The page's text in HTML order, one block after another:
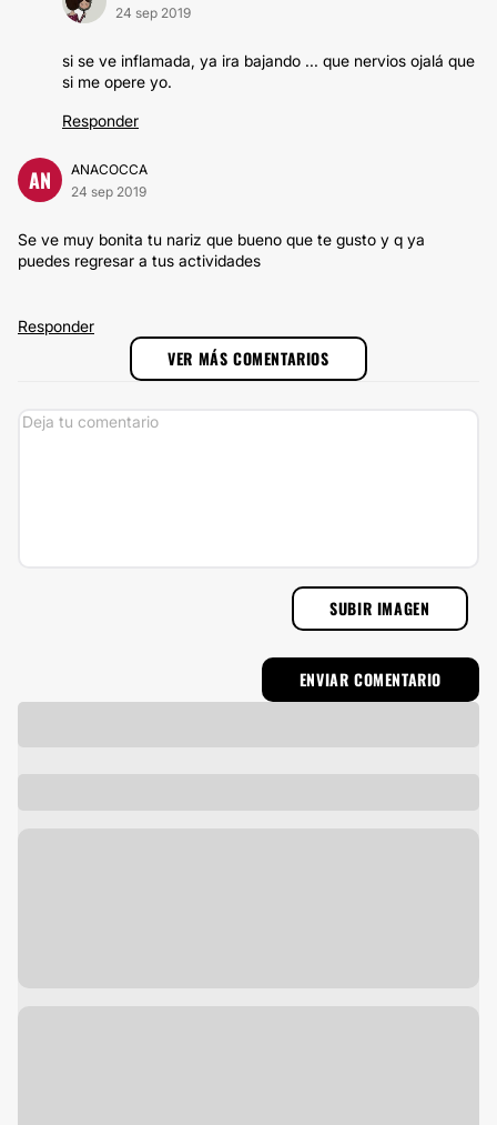
24 sep 2019
si se ve inflamada, ya ira bajando ... que nervios ojalá que
si me opere yo.
Responder
AN
ANACOCCA
24 sep 2019
Se ve muy bonita tu nariz que bueno que te gusto y q ya
puedes regresar a tus actividades
Responder
VER MÁS COMENTARIOS
SUBIR IMAGEN